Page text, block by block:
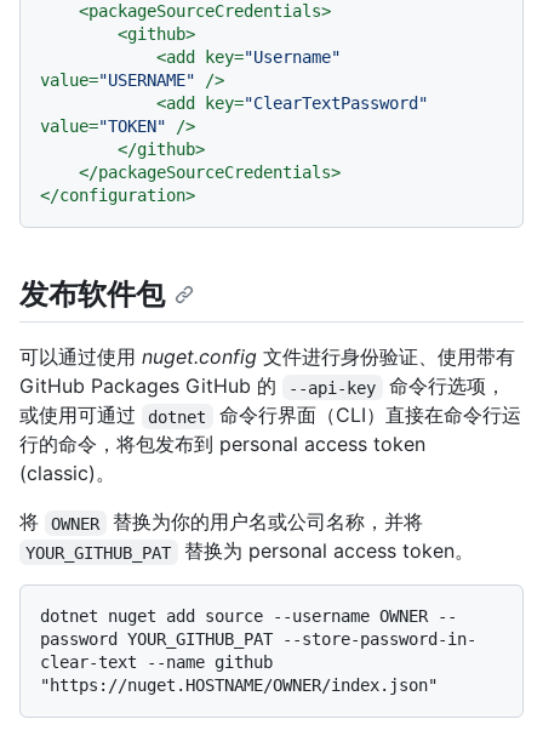
<packageSourceCredentials>
<github>
<add key="Username"
value="USERNAME" />
<add key="ClearTextPassword"
value="TOKEN" />
</github>
</packageSourceCredentials>
</configuration>
发布软件包
可以通过使用 nuget.config 文件进行身份验证、使用带有
GitHub Packages GitHub 的
--api-key
命令行选项，
或使用可通过
dotnet
命令行界面（CLI）直接在命令行运
行的命令，将包发布到 personal access token
(classic)。
将
OWNER 替换为你的用户名或公司名称，并将
YOUR_GITHUB_PAT 替换为 personal access token。
dotnet nuget add source --username OWNER --
password YOUR_GITHUB_PAT --store-password-in-
clear-text --name github